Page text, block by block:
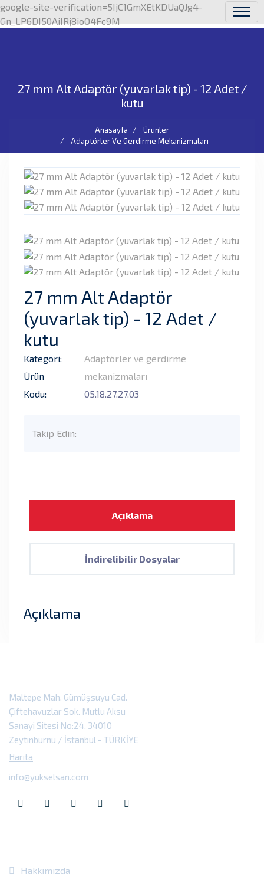
google-site-verification=5IjC1GmXEtKDUaQJg4-
Gn_LP6DI50AiIRj8ioO4Fc9M
27 mm Alt Adaptör (yuvarlak tip) - 12 Adet /
kutu
Anasayfa
Ürünler
Adaptörler Ve Gerdirme Mekanizmaları
27 mm Alt Adaptör
(yuvarlak tip) - 12 Adet /
kutu
Kategori:
Ürün
Kodu:
Adaptörler ve gerdirme
mekanizmaları
05.18.27.27.03
Takip Edin:
Açıklama
İndirelibilir Dosyalar
Açıklama
Maltepe Mah. Gümüşsuyu Cad.
Çiftehavuzlar Sok. Mutlu Aksu
Sanayi Sitesi No:24, 34010
Zeytinburnu / İstanbul - TÜRKİYE
Harita
info@yukselsan.com
Hakkımızda